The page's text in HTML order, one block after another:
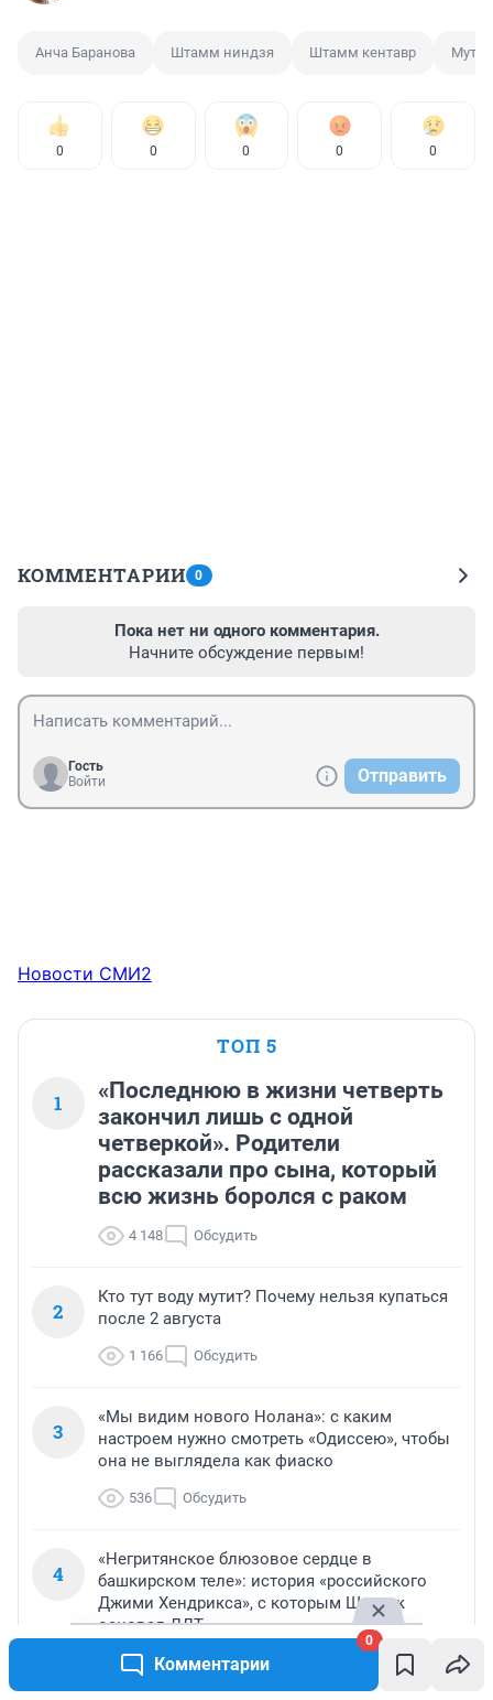
Комментарии
0
Анча Баранова Штамм ниндзя Штамм кентавр
0 0 0 0 0
КОММЕНТАРИИ 0
Пока нет ни одного комментария.
Начните обсуждение первым!
Гость
Войти
Отправить
Новости СМИ2
ТОП 5
1
«Последнюю в жизни четверть
закончил лишь с одной
четверкой». Родители
рассказали про сына, который
всю жизнь боролся с раком
4 148 Обсудить
2
Кто тут воду мутит? Почему нельзя купаться
после 2 августа
1 166 Обсудить
3
«Мы видим нового Нолана»: с каким
настроем нужно смотреть «Одиссею», чтобы
она не выглядела как фиаско
536 Обсудить
4
«Негритянское блюзовое сердце в
башкирском теле»: история «российского
Джими Хендрикса», с которым Шевчук
основал ДДТ
526 Обсудить